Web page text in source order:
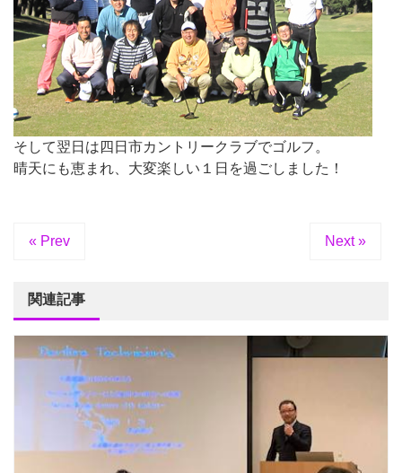
そして翌日は四日市カントリークラブでゴルフ。
晴天にも恵まれ、大変楽しい１日を過ごしました！
« Prev Next »
関連記事